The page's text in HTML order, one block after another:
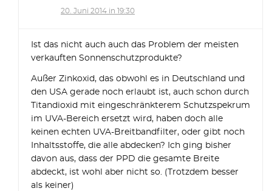
20. Juni 2014 in 19:30
Ist das nicht auch auch das Problem der meisten
verkauften Sonnenschutzprodukte?
Außer Zinkoxid, das obwohl es in Deutschland und
den USA gerade noch erlaubt ist, auch schon durch
Titandioxid mit eingeschränkterem Schutzspekrum
im UVA-Bereich ersetzt wird, haben doch alle
keinen echten UVA-Breitbandfilter, oder gibt noch
Inhaltsstoffe, die alle abdecken? Ich ging bisher
davon aus, dass der PPD die gesamte Breite
abdeckt, ist wohl aber nicht so. (Trotzdem besser
als keiner)